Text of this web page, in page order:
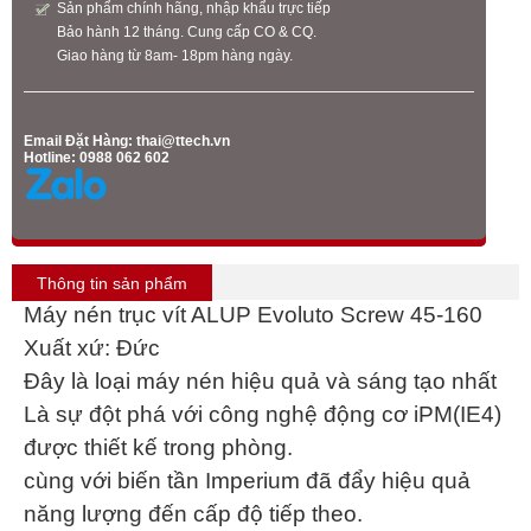
Sản phẩm chính hãng, nhập khẩu trực tiếp
Bảo hành 12 tháng. Cung cấp CO & CQ.
Giao hàng từ 8am- 18pm hàng ngày.
Email Đặt Hàng: thai@ttech.vn
Hotline: 0988 062 602
Thông tin sản phẩm
Máy nén trục vít ALUP Evoluto Screw 45-160
Xuất xứ: Đức
Đây là loại máy nén hiệu quả và sáng tạo nhất
Là sự đột phá với công nghệ động cơ iPM(IE4)
được thiết kế trong phòng.
cùng với biến tần Imperium đã đẩy hiệu quả
năng lượng đến cấp độ tiếp theo.